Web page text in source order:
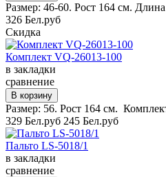
Размер: 46-60. Рост 164 см.
326 Бел.руб
Скидка
Комплект VQ-26013-100
в закладки
сравнение
Размер: 56. Рост 164 см.
329 Бел.руб 245 Бел.руб
Пальто LS-5018/1
в закладки
сравнение